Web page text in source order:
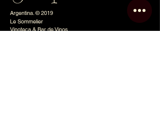
Argentina. © 2019
Le Sommelier
Vinoteca & Bar de Vinos